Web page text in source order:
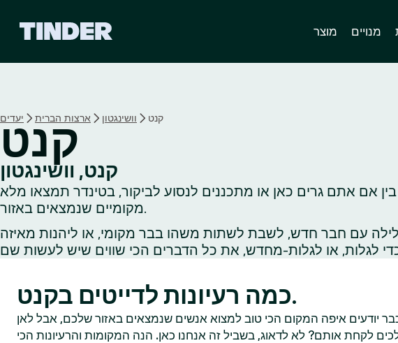
ש
נ
ר
מוצר מנויים
יעדים ארצות הברית וושינגטון קנט קנט
קנט, וושינגטון
אם אתם גרים כאן או מתכננים לנסוע לביקור, בטינדר תמצאו מלא
מקומיים שנמצאים באזור.
עם חבר חדש, לשבת לשתות משהו בבר מקומי, או ליהנות מאיזה
כמה רעיונות לדייטים בקנט.
יודעים איפה המקום הכי טוב למצוא אנשים שנמצאים באזור שלכם, אבל לאן
לקחת אותם? לא לדאוג, בשביל זה אנחנו כאן. הנה המקומות והרעיונות הכי